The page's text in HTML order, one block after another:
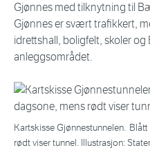
Gjønnes med tilknytning til
Gjønnes er svært trafikkert,
idrettshall, boligfelt, skoler
anleggsområdet.
Kartskisse Gjønnestunnelen.
rødt viser tunnel. Illustrasjon: